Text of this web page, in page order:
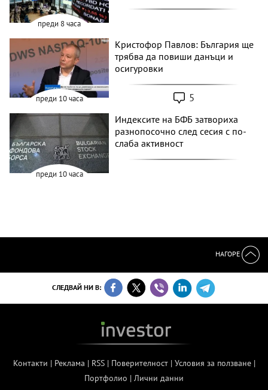
преди 8 часа
преди 10 часа
Кристофор Павлов: България ще
трябва да повиши данъци и
осигуровки
5
преди 10 часа
Индексите на БФБ затвориха
разнопосочно след сесия с по-
слаба активност
НАГОРЕ
СЛЕДВАЙ НИ В:
Контакти | Реклама | RSS| Поверителност| Условия за ползване|
Портфолио | Лични данни